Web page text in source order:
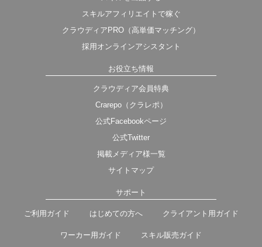
スキルアフィリエイトで稼ぐ
クラウディアPRO（高単価マッチング）
採用オンラインアシスタント
お役立ち情報
クラウディア会員特典
Crarepo（クラレポ）
公式Facebookページ
公式Twitter
掲載メディア様一覧
サイトマップ
サポート
ご利用ガイド はじめての方へ クライアント用ガイド
ワーカー用ガイド スキル販売ガイド